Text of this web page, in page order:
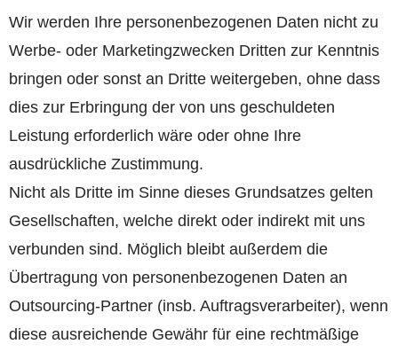
Wir werden Ihre personenbezogenen Daten nicht zu
Werbe- oder Marketingzwecken Dritten zur Kenntnis
bringen oder sonst an Dritte weitergeben, ohne dass
dies zur Erbringung der von uns geschuldeten
Leistung erforderlich wäre oder ohne Ihre
ausdrückliche Zustimmung.
Nicht als Dritte im Sinne dieses Grundsatzes gelten
Gesellschaften, welche direkt oder indirekt mit uns
verbunden sind. Möglich bleibt außerdem die
Übertragung von personenbezogenen Daten an
Outsourcing-Partner (insb. Auftragsverarbeiter), wenn
diese ausreichende Gewähr für eine rechtmäßige